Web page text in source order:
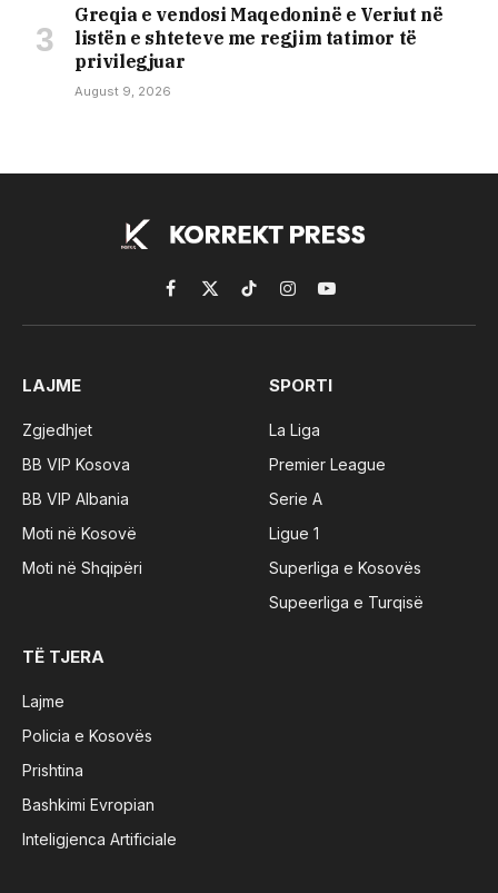
Greqia e vendosi Maqedoninë e Veriut në
listën e shteteve me regjim tatimor të
privilegjuar
August 9, 2026
Facebook
X
(Twitter)
TikTokInstagramYouTube
LAJME
Zgjedhjet
BB VIP Kosova
BB VIP Albania
Moti në Kosovë
Moti në Shqipëri
SPORTI
La Liga
Premier League
Serie A
Ligue 1
Superliga e Kosovës
Supeerliga e Turqisë
TË TJERA
Lajme
Policia e Kosovës
Prishtina
Bashkimi Evropian
Inteligjenca Artificiale